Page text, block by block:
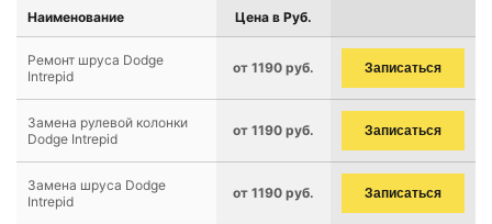
Наименование Цена в Руб.
Ремонт шруса Dodge
Intrepid
от 1190 руб. Записаться
Замена рулевой колонки
Dodge Intrepid
от 1190 руб. Записаться
Замена шруса Dodge
Intrepid
от 1190 руб. Записаться